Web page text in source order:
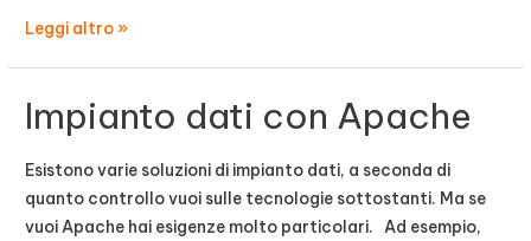
Accedere
di
senza
problemi
di
Leggi altro »
Impianto dati con Apache
Esistono varie soluzioni di impianto dati, a seconda di
quanto controllo vuoi sulle tecnologie sottostanti. Ma se
vuoi Apache hai esigenze molto particolari. Ad esempio,